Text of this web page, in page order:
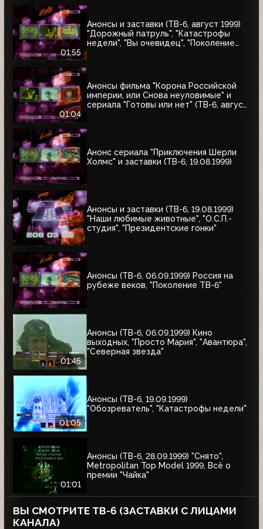
01:55
Анонсы и заставки (ТВ-6, август 1999)
"Дорожный патруль", "Катастрофы
недели", "Вы очевидец", "Поколение
01:04
Анонсы фильма "Корона Российской
империи, или Снова неуловимые" и
сериала "Готовы или нет" (ТВ-6, август
Анонс сериала "Приключения Шерли
Холмс" и заставки (ТВ-6, 19.08.1999)
Анонсы и заставки (ТВ-6, 19.08.1999)
"Наши любимые животные", "О.С.П.-
студия", "Президентские гонки"
Анонсы (ТВ-6, 06.09.1999) Россия на
рубеже веков, "Поколение ТВ-6"
01:45
Анонсы (ТВ-6, 06.09.1999) Кино
выходных, "Просто Мария", "Авантюра",
"Северная звезда"
01:05
Анонсы (ТВ-6, 19.09.1999)
"Обозреватель", "Катастрофы недели"
01:01
Анонсы (ТВ-6, 28.09.1999) "Снято",
Metropolitan Top Model 1999, Всё о
премии "Чайка"
ВЫ СМОТРИТЕ ТВ-6 (ЗАСТАВКИ С ЛИЦАМИ
КАНАЛА)